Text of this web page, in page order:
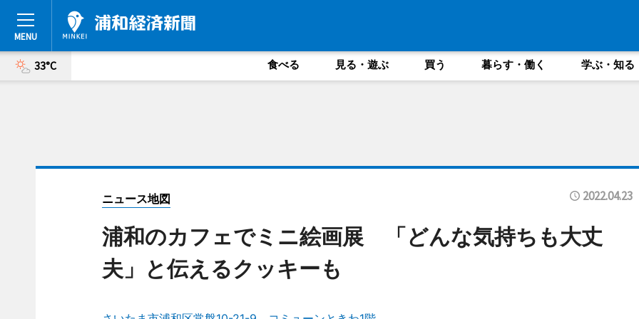
33°C 食べる 見る・遊ぶ 買う 暮らす・働く 学ぶ・知る
ニュース地図 2022.04.23
浦和のカフェでミニ絵画展 「どんな気持ちも大丈
夫」と伝えるクッキーも